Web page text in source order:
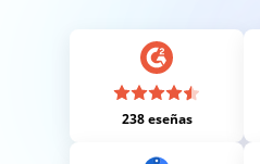
238 eseñas